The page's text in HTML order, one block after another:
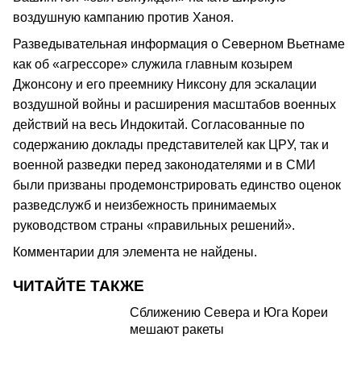
воздушную кампанию против Ханоя.
Разведывательная информация о Северном Вьетнаме
как об «агрессоре» служила главным козырем
Джонсону и его преемнику Никсону для эскалации
воздушной войны и расширения масштабов военных
действий на весь Индокитай. Согласованные по
содержанию доклады представителей как ЦРУ, так и
военной разведки перед законодателями и в СМИ
были призваны продемонстрировать единство оценок
разведслужб и неизбежность принимаемых
руководством страны «правильных решений».
Комментарии для элемента не найдены.
ЧИТАЙТЕ ТАКЖЕ
Сближению Севера и Юга Кореи
мешают ракеты